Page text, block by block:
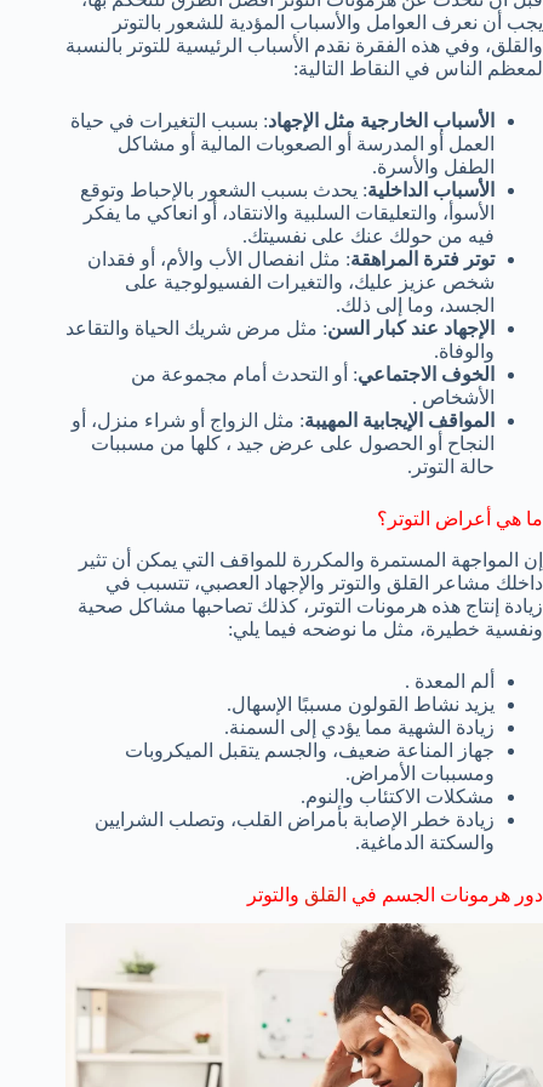
يجب أن نعرف العوامل والأسباب المؤدية للشعور بالتوتر
والقلق، وفي هذه الفقرة نقدم الأسباب الرئيسية للتوتر بالنسبة
لمعظم الناس في النقاط التالية:
الأسباب الخارجية مثل الإجهاد: بسبب التغيرات في حياة
العمل أو المدرسة أو الصعوبات المالية أو مشاكل
الطفل والأسرة.
الأسباب الداخلية: يحدث بسبب الشعور بالإحباط وتوقع
الأسوأ، والتعليقات السلبية والانتقاد، أو انعاكي ما يفكر
فيه من حولك عنك على نفسيتك.
توتر فترة المراهقة: مثل انفصال الأب والأم، أو فقدان
شخص عزيز عليك، والتغيرات الفسيولوجية على
الجسد، وما إلى ذلك.
الإجهاد عند كبار السن: مثل مرض شريك الحياة والتقاعد
والوفاة.
الخوف الاجتماعي: أو التحدث أمام مجموعة من
الأشخاص .
المواقف الإيجابية المهيبة: مثل الزواج أو شراء منزل، أو
النجاح أو الحصول على عرض جيد ، كلها من مسببات
حالة التوتر.
ما هي أعراض التوتر؟
إن المواجهة المستمرة والمكررة للمواقف التي يمكن أن تثير
داخلك مشاعر القلق والتوتر والإجهاد العصبي، تتسبب في
زيادة إنتاج هذه هرمونات التوتر، كذلك تصاحبها مشاكل صحية
ونفسية خطيرة، مثل ما نوضحه فيما يلي:
ألم المعدة .
يزيد نشاط القولون مسببًا الإسهال.
زيادة الشهية مما يؤدي إلى السمنة.
جهاز المناعة ضعيف، والجسم يتقبل الميكروبات
ومسببات الأمراض.
مشكلات الاكتئاب والنوم.
زيادة خطر الإصابة بأمراض القلب، وتصلب الشرايين
والسكتة الدماغية.
دور هرمونات الجسم في القلق والتوتر